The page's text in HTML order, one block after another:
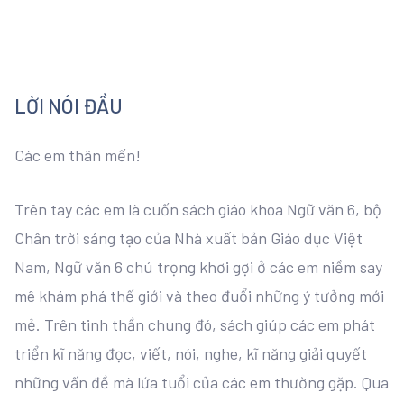
LỜI NÓI ĐẦU
Các em thân mến!
Trên tay các em là cuốn sách giáo khoa Ngữ văn 6, bộ
Chân trời sáng tạo của Nhà xuất bản Giáo dục Việt
Nam, Ngữ văn 6 chú trọng khơi gợi ở các em niềm say
mê khám phá thế giới và theo đuổi những ý tưởng mới
mẻ. Trên tinh thần chung đó, sách giúp các em phát
triển kĩ năng đọc, viết, nói, nghe, kĩ năng giải quyết
những vấn đề mà lứa tuổi của các em thường gặp. Qua